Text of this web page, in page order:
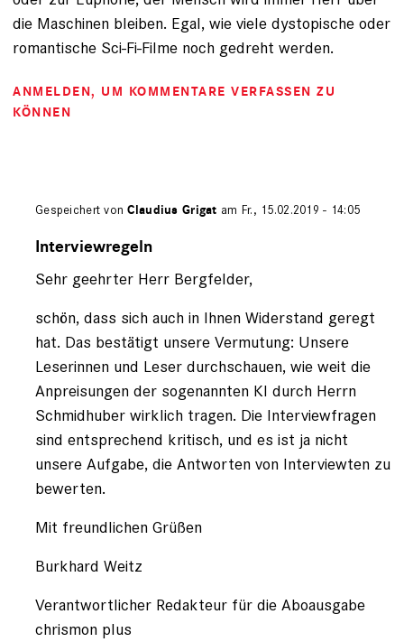
die Maschinen bleiben. Egal, wie viele dystopische oder
romantische Sci-Fi-Filme noch gedreht werden.
ANMELDEN, UM KOMMENTARE VERFASSEN ZU
KÖNNEN
Gespeichert vonClaudius Grigat am Fr., 15.02.2019 - 14:05
auf
Luca
(nicht
registriert)
Interviewregeln
Sehr geehrter Herr Bergfelder,
schön, dass sich auch in Ihnen Widerstand geregt
hat. Das bestätigt unsere Vermutung: Unsere
Leserinnen und Leser durchschauen, wie weit die
Anpreisungen der sogenannten KI durch Herrn
Schmidhuber wirklich tragen. Die Interviewfragen
sind entsprechend kritisch, und es ist ja nicht
unsere Aufgabe, die Antworten von Interviewten zu
bewerten.
Mit freundlichen Grüßen
Burkhard Weitz
Verantwortlicher Redakteur für die Aboausgabe
chrismon plus